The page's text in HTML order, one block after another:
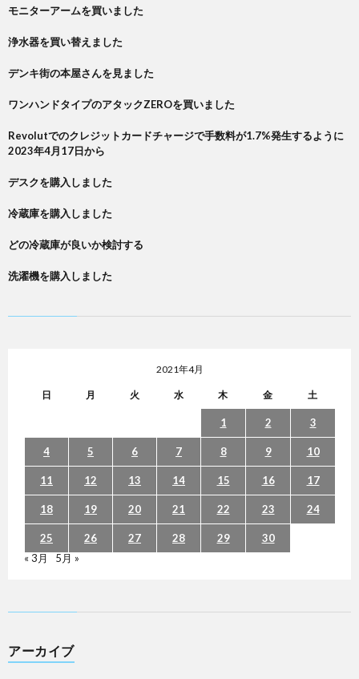
モニターアームを買いました
浄水器を買い替えました
デンキ街の本屋さんを見ました
ワンハンドタイプのアタックZEROを買いました
Revolutでのクレジットカードチャージで手数料が1.7%発生するように
2023年4月17日から
デスクを購入しました
冷蔵庫を購入しました
どの冷蔵庫が良いか検討する
洗濯機を購入しました
2021年4月
日 月 火 水 木 金 土
1 2 3
4 5 6 7 8 9 10
11 12 13 14 15 16 17
18 19 20 21 22 23 24
25 26 27 28 29
30
« 3月
5月 »
アーカイブ